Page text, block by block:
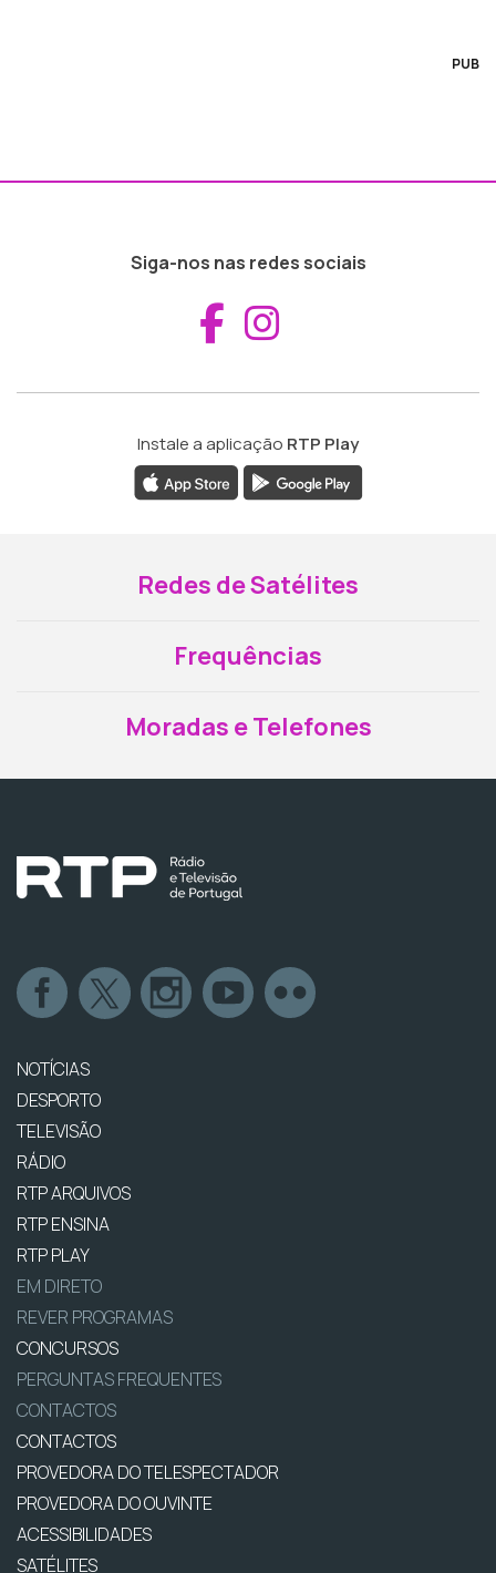
PUB
Siga-nos nas redes sociais
Aceder ao
Instale a aplicação RTP Play
Redes de Satélites
Frequências
Moradas e Telefones
NOTÍCIAS
DESPORTO
TELEVISÃO
RÁDIO
RTP ARQUIVOS
RTP ENSINA
RTP PLAY
EM DIRETO
REVER PROGRAMAS
CONCURSOS
PERGUNTAS FREQUENTES
CONTACTOS
CONTACTOS
PROVEDORA DO TELESPECTADOR
PROVEDORA DO OUVINTE
ACESSIBILIDADES
SATÉLITES